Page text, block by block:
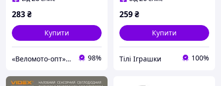
283₴
Купити
«Веломото-опт» — магазин запчастин для велосипедів та мототехніки 98%
259₴
Купити
Тілі Іграшки 100%